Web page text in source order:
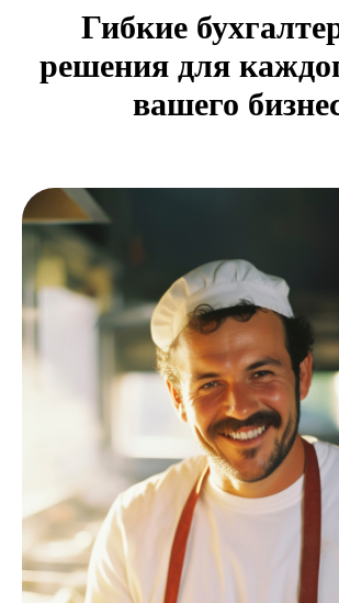
Гибкие
решения для
вашего